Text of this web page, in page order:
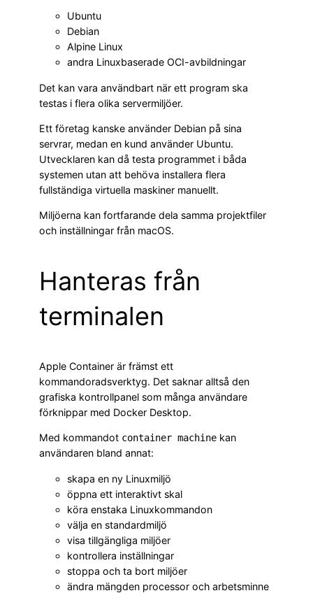
Ubuntu
Debian
Alpine Linux
andra Linuxbaserade OCI-avbildningar
Det kan vara användbart när ett program ska
testas i flera olika servermiljöer.
Ett företag kanske använder Debian på sina
servrar, medan en kund använder Ubuntu.
Utvecklaren kan då testa programmet i båda
systemen utan att behöva installera flera
fullständiga virtuella maskiner manuellt.
Miljöerna kan fortfarande dela samma projektfiler
och inställningar från macOS.
Hanteras från
terminalen
Apple Container är främst ett
kommandoradsverktyg. Det saknar alltså den
grafiska kontrollpanel som många användare
förknippar med Docker Desktop.
Med kommandot container machine kan
användaren bland annat:
skapa en ny Linuxmiljö
öppna ett interaktivt skal
köra enstaka Linuxkommandon
välja en standardmiljö
visa tillgängliga miljöer
kontrollera inställningar
stoppa och ta bort miljöer
ändra mängden processor och arbetsminne